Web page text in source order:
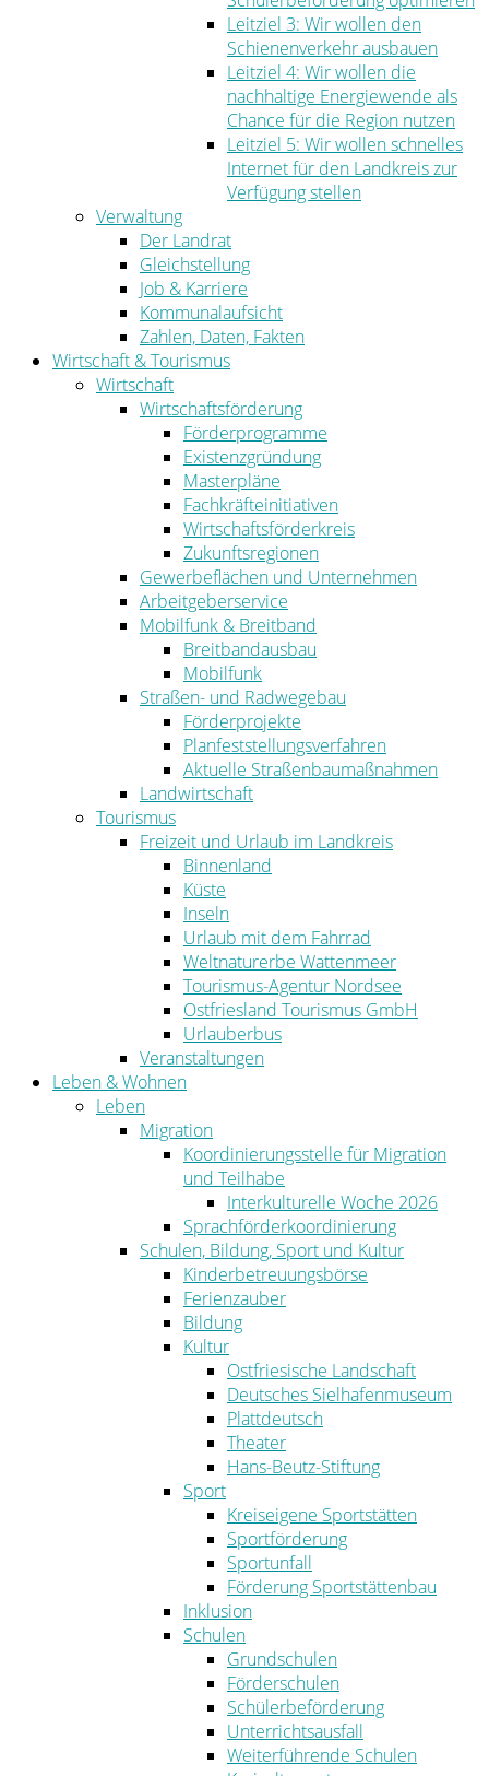
Leitziel 3: Wir wollen den
Schienenverkehr ausbauen
Leitziel 4: Wir wollen die
nachhaltige Energiewende als
Chance für die Region nutzen
Leitziel 5: Wir wollen schnelles
Internet für den Landkreis zur
Verfügung stellen
Verwaltung
Der Landrat
Gleichstellung
Job & Karriere
Kommunalaufsicht
Zahlen, Daten, Fakten
Wirtschaft & Tourismus
Wirtschaft
Wirtschaftsförderung
Förderprogramme
Existenzgründung
Masterpläne
Fachkräfteinitiativen
Wirtschaftsförderkreis
Zukunftsregionen
Gewerbeflächen und Unternehmen
Arbeitgeberservice
Mobilfunk & Breitband
Breitbandausbau
Mobilfunk
Straßen- und Radwegebau
Förderprojekte
Planfeststellungsverfahren
Aktuelle Straßenbaumaßnahmen
Landwirtschaft
Tourismus
Freizeit und Urlaub im Landkreis
Binnenland
Küste
Inseln
Urlaub mit dem Fahrrad
Weltnaturerbe Wattenmeer
Tourismus-Agentur Nordsee
Ostfriesland Tourismus GmbH
Urlauberbus
Veranstaltungen
Leben & Wohnen
Leben
Migration
Koordinierungsstelle für Migration
und Teilhabe
Interkulturelle Woche 2026
Sprachförderkoordinierung
Schulen, Bildung, Sport und Kultur
Kinderbetreuungsbörse
Ferienzauber
Bildung
Kultur
Ostfriesische Landschaft
Deutsches Sielhafenmuseum
Plattdeutsch
Theater
Hans-Beutz-Stiftung
Sport
Kreiseigene Sportstätten
Sportförderung
Sportunfall
Förderung Sportstättenbau
Inklusion
Schulen
Grundschulen
Förderschulen
Schülerbeförderung
Unterrichtsausfall
Weiterführende Schulen